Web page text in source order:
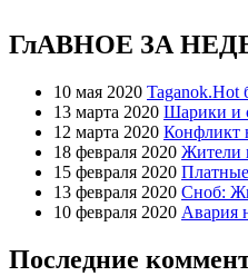
ГлАВНОЕ ЗА
10 мая 2020 Taganok.Hot
13 марта 2020 Шарики и
12 марта 2020 Конфликт
18 февраля 2020 Жители
15 февраля 2020
13 февраля 2020 Сноб:
10 февраля 2020 Авария
Последние